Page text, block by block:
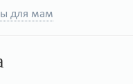
для мам